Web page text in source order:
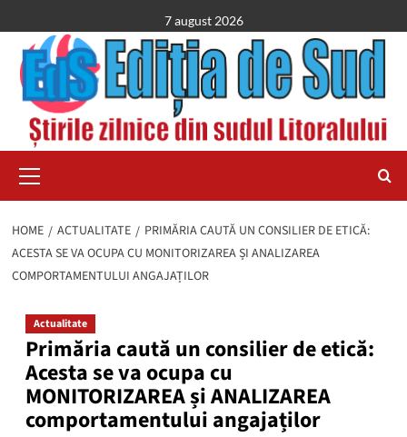
to
content
7 august 2026
Menu
HOME ACTUALITATE
PRIMĂRIA CAUTĂ UN CONSILIER DE ETICĂ:
ACESTA SE VA OCUPA CU MONITORIZAREA ȘI ANALIZAREA
COMPORTAMENTULUI ANGAJAȚILOR
Actualitate
Primăria caută un consilier de etică:
Acesta se va ocupa cu
MONITORIZAREA și ANALIZAREA
comportamentului angajaților